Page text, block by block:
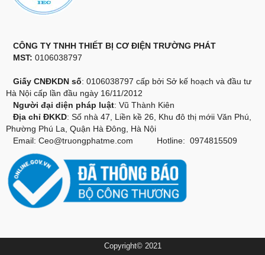
CÔNG TY TNHH THIẾT BỊ CƠ ĐIỆN TRƯỜNG PHÁT
MST: 0106038797
Giấy CNĐKDN số: 0106038797 cấp bởi Sở kế hoạch và đầu tư
Hà Nội cấp lần đầu ngày 16/11/2012
Người đại diện pháp luật: Vũ Thành Kiên
Địa chỉ ĐKKD: Số nhà 47, Liền kề 26, Khu đô thị mớii Văn Phú,
Phường Phú La, Quận Hà Đông, Hà Nội
Email: Ceo@truongphatme.com Hotline: 0974815509
Copyright© 2021